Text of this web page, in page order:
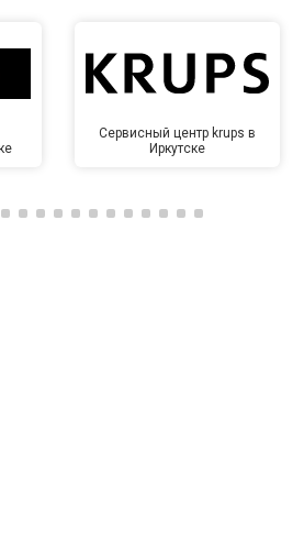
Сервисный центр krups в
Иркутске